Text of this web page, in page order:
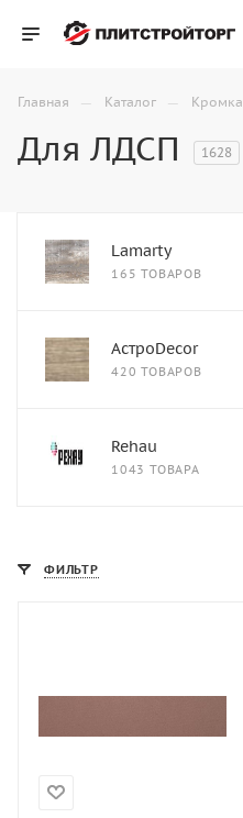
Главная — Каталог — Кромка
Для ЛДСП 1628
Lamarty
165 ТОВАРОВ
АстроDecor
420 ТОВАРОВ
Rehau
1043 ТОВАРА
ФИЛЬТР